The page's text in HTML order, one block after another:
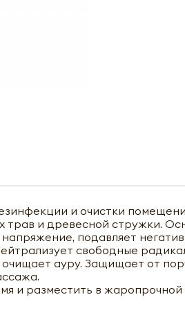
и очистки
и древесной стружки.
подавляет
свободные
ауру. Защищает от
и разместить в